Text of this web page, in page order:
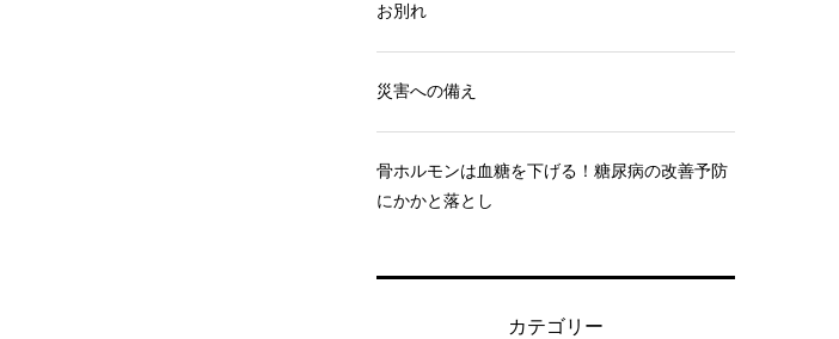
お別れ
災害への備え
骨ホルモンは血糖を下げる！糖尿病の改善予防
にかかと落とし
カテゴリー